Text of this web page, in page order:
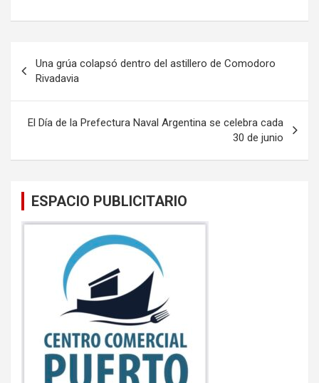
ce
o
o
k
tt
er
ail at
A
p
p
de
entradas
Una grúa colapsó dentro del astillero de Comodoro
Rivadavia
El Día de la Prefectura Naval Argentina se celebra cada
30 de junio
ESPACIO PUBLICITARIO